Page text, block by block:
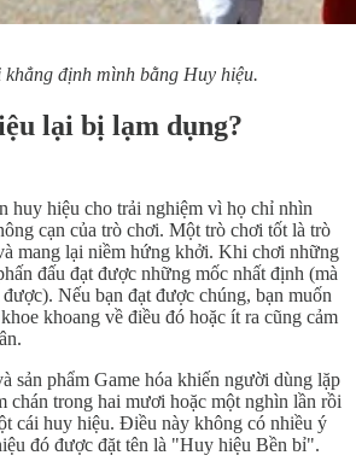
định mình bằng Huy hiệu.
lại bị lạm dụng?
huy hiệu cho trải nghiệm vì họ chỉ nhìn
cạn của trò chơi. Một trò chơi tốt là trò
mang lại niềm hứng khởi. Khi chơi những
đấu đạt được những mốc nhất định (mà
Nếu bạn đạt được chúng, bạn muốn
khoang về điều đó hoặc ít ra cũng cảm
sản phẩm Game hóa khiến người dùng lặp
chán trong hai mươi hoặc một nghìn lần rồi
cái huy hiệu. Điều này không có nhiều ý
đó được đặt tên là "Huy hiệu Bền bỉ".